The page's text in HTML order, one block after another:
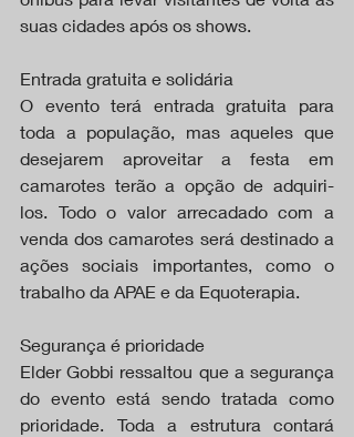
suas cidades após os shows.
Entrada gratuita e solidária
O evento terá entrada gratuita para
toda a população, mas aqueles que
desejarem aproveitar a festa em
camarotes terão a opção de adquiri-
los. Todo o valor arrecadado com a
venda dos camarotes será destinado a
ações sociais importantes, como o
trabalho da APAE e da Equoterapia.
Segurança é prioridade
Elder Gobbi ressaltou que a segurança
do evento está sendo tratada como
prioridade. Toda a estrutura contará